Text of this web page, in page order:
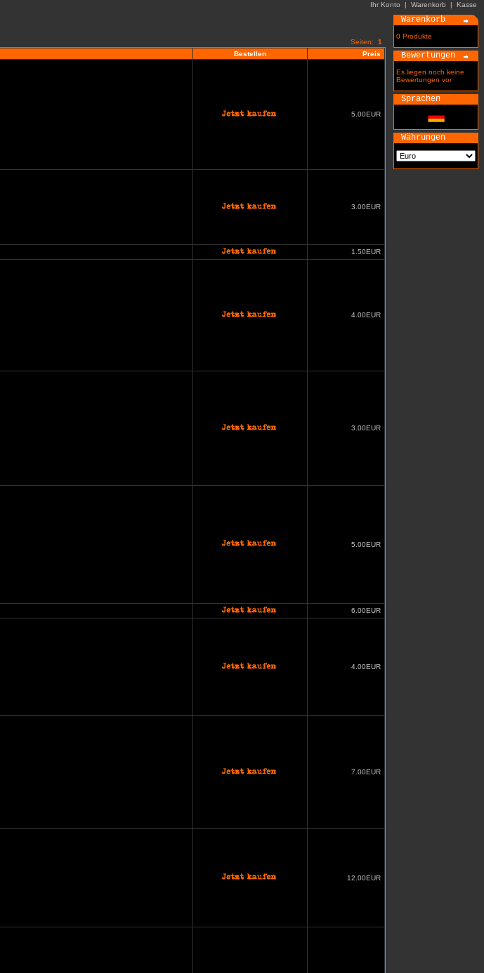
Ihr Konto | Warenkorb | Kasse
Seiten: 1
Bestellen Preis
5.00EUR
3.00EUR
1.50EUR
4.00EUR
3.00EUR
5.00EUR
6.00EUR
4.00EUR
7.00EUR
12.00EUR
Warenkorb
0 Produkte
Bewertungen
Es liegen noch keine
Bewertungen vor
Sprachen
Währungen